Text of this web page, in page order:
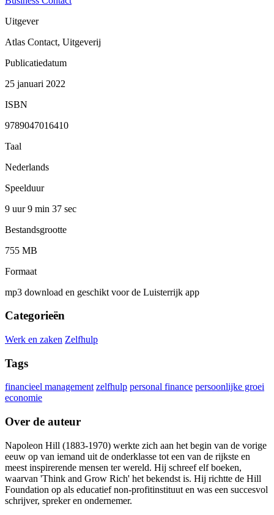
Uitgever
Atlas Contact, Uitgeverij
Publicatiedatum
25 januari 2022
ISBN
9789047016410
Taal
Nederlands
Speelduur
9 uur 9 min 37 sec
Bestandsgrootte
755 MB
Formaat
mp3 download en geschikt voor de Luisterrijk app
Categorieën
Werk en zaken Zelfhulp
Tags
financieel management zelfhulp personal finance persoonlijke groei
economie
Over de auteur
Napoleon Hill (1883-1970) werkte zich aan het begin van de vorige
eeuw op van iemand uit de onderklasse tot een van de rijkste en
meest inspirerende mensen ter wereld. Hij schreef elf boeken,
waarvan 'Think and Grow Rich' het bekendst is. Hij richtte de Hill
Foundation op als educatief non-profitinstituut en was een succesvol
schrijver, spreker en ondernemer.